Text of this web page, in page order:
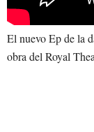
El nuevo Ep de la
obra del Royal